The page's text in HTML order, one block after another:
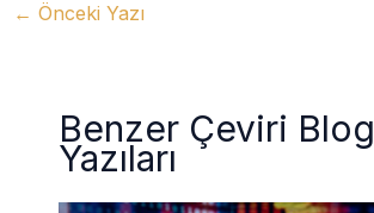
← Önceki Yazı
Benzer Çeviri Blog
Yazıları